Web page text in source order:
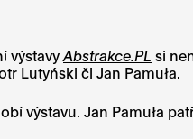
výstavy Abstrakce.PL si
Lutyński či Jan Pamuła.
výstavu. Jan Pamuła